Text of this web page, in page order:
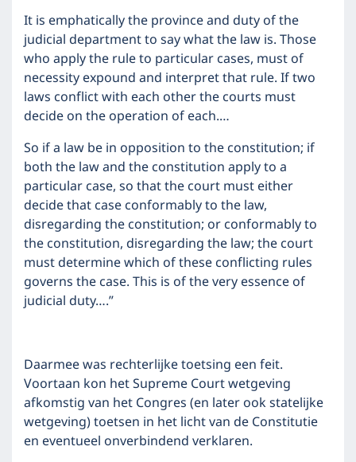
It is emphatically the province and duty of the
judicial department to say what the law is. Those
who apply the rule to particular cases, must of
necessity expound and interpret that rule. If two
laws conflict with each other the courts must
decide on the operation of each.…
So if a law be in opposition to the constitution; if
both the law and the constitution apply to a
particular case, so that the court must either
decide that case conformably to the law,
disregarding the constitution; or conformably to
the constitution, disregarding the law; the court
must determine which of these conflicting rules
governs the case. This is of the very essence of
judicial duty….”
Daarmee was rechterlijke toetsing een feit.
Voortaan kon het Supreme Court wetgeving
afkomstig van het Congres (en later ook statelijke
wetgeving) toetsen in het licht van de Constitutie
en eventueel onverbindend verklaren.